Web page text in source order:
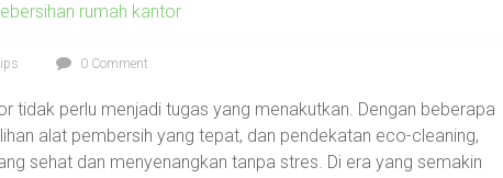
rumah kantor
0 Comment
tidak perlu menjadi tugas yang menakutkan. Dengan beberapa
alat pembersih yang tepat, dan pendekatan eco-cleaning,
sehat dan menyenangkan tanpa stres. Di era yang semakin